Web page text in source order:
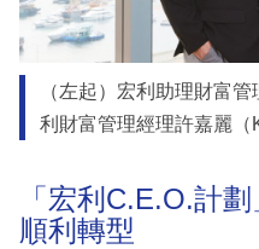
（左起）宏利助理財富
利財富管理經理許嘉麗（
「宏利C.E.O.計
順利轉型